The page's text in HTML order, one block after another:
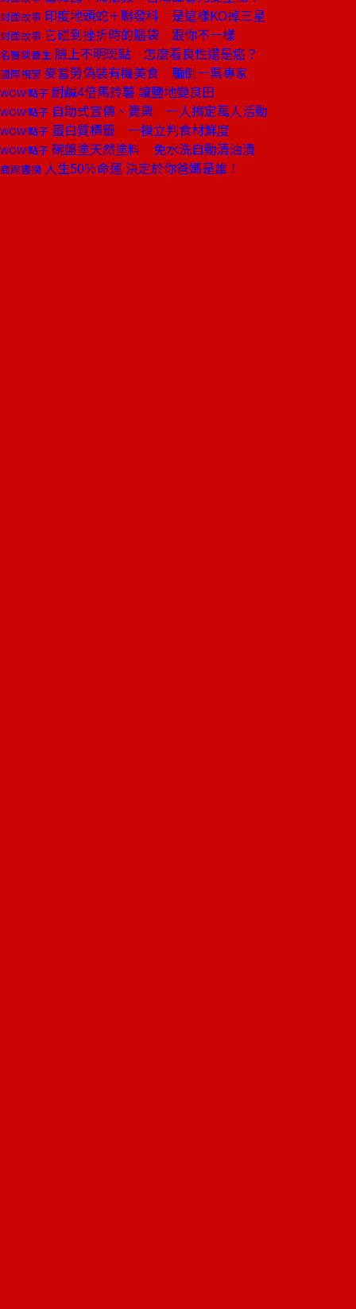
封面故事 印度地頭蛇＋聯發科 是這樣KO掉三星
封面故事 它碰到挫折時的腦袋 跟你不一樣
名醫談養生 臉上不明斑點 怎麼看良性還是癌？
國際視窗 麥當勞偽裝有機美食 騙倒一票專家
WOW!點子 耐鹹4倍馬鈴薯 讓鹽地變良田
WOW!點子 自助式宣傳、賣票 一人搞定萬人活動
WOW!點子 蛋白質標籤 一摸立判食材鮮度
WOW!點子 碗盤塗天然塗料 免水洗自動清油漬
商周書摘 人生50％命運 決定於你爸媽是誰！